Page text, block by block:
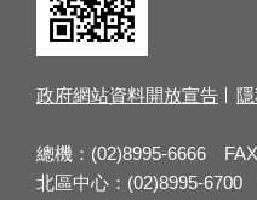
政府網站資料開放宣告
總機：(02)8995-6666
北區中心：(02)8995-